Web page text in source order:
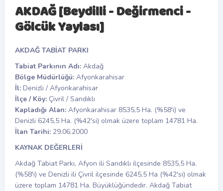
AKDAĞ [Beydilli - Değirmenci -
Gölcük Yaylası]
AKDAĞ TABİAT PARKI
Tabiat Parkının Adı: Akdağ
Bölge Müdürlüğü: Afyonkarahisar
İl: Denizli / Afyonkarahisar
İlçe / Köy: Çivril / Sandıklı
Kapladığı Alan: Afyonkarahisar 8535,5 Ha. (%58'i) ve
Denizli 6245,5 Ha. (%42'si) olmak üzere toplam 14781 Ha.
İlan Tarihi: 29.06.2000
KAYNAK DEĞERLERİ
Akdağ Tabiat Parkı, Afyon ili Sandıklı ilçesinde 8535,5 Ha.
(%58'i) ve Denizli ili Çivril ilçesinde 6245,5 Ha (%42'si) olmak
üzere toplam 14781 Ha. Büyüklüğündedir. Akdağ Tabiat